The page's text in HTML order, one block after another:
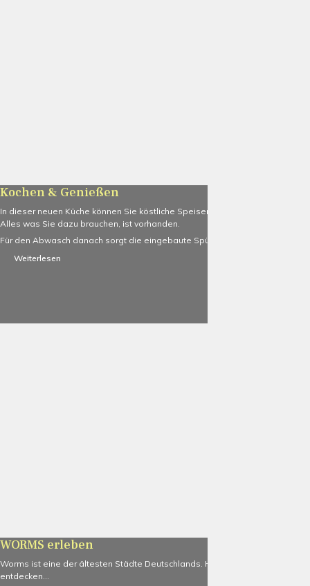
Kochen & Genießen
In dieser neuen Küche können Sie köstliche Speisen kochen und genießen.
Alles was Sie dazu brauchen, ist vorhanden.
Für den Abwasch danach sorgt die eingebaute Spülmaschine.
Weiterlesen
WORMS erleben
Worms ist eine der ältesten Städte Deutschlands. Hier gibt es einiges zu
entdecken...